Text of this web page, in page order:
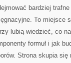
bardziej
To miejsce
lubią wiedzieć, co
formuł i jak
Strona skupia się